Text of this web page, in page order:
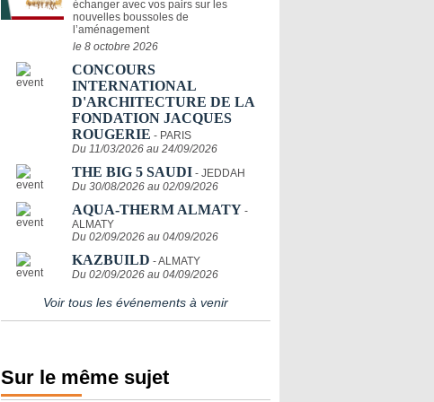
échanger avec vos pairs sur les
nouvelles boussoles de
l’aménagement
le 8 octobre 2026
CONCOURS
INTERNATIONAL
D'ARCHITECTURE DE LA
FONDATION JACQUES
ROUGERIE - PARIS
Du 11/03/2026 au 24/09/2026
THE BIG 5 SAUDI - JEDDAH
Du 30/08/2026 au 02/09/2026
AQUA-THERM ALMATY -
ALMATY
Du 02/09/2026 au 04/09/2026
KAZBUILD - ALMATY
Du 02/09/2026 au 04/09/2026
Voir tous les événements à venir
Sur le même sujet